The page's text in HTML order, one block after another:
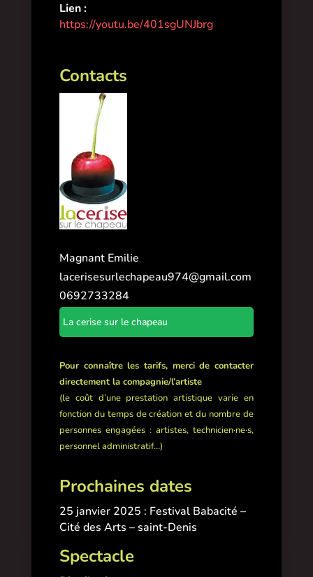
Lien :
https://youtu.be/401sgUNJbrg
Contacts
Magnant Emilie
lacerisesurlechapeau974@gmail.com
0692733284
La cerise sur le chapeau
Pour connaître les tarifs, merci de contacter
directement la compagnie/l’artiste
(le coût d’une prestation artistique varie en
fonction du temps de création et du nombre de
personnes engagées : artistes, technicien·ne·s,
personnel administratif…)
Prochaines dates
25 janvier 2025 : Festival Babacité –
Cité des Arts – saint-Denis
Spectacle